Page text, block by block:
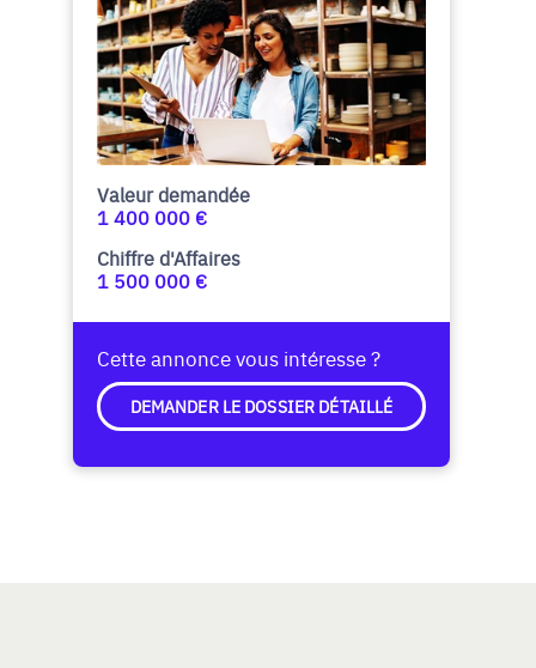
Valeur demandée
1 400 000 €
Chiffre d'Affaires
1 500 000 €
Cette annonce vous intéresse ?
DEMANDER LE DOSSIER DÉTAILLÉ